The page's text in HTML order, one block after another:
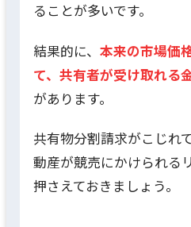
ることが多いです。
結果的に、 本来の市場価
て、共有者が受け取れる
があります。
共有物分割請求がこじれ
動産が競売にかけられる
押さえておきましょう。